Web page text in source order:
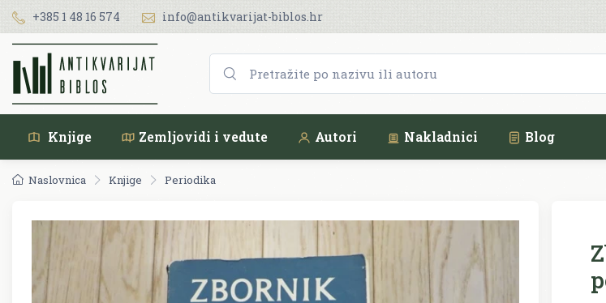
+385 1 48 16 574 info@antikvarijat-biblos.hr
Knjige Zemljovidi i vedute Autori Nakladnici Blog
Naslovnica Knjige Periodika